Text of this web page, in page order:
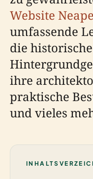
Website
umfassende
die historische
ihre
praktische
und vieles